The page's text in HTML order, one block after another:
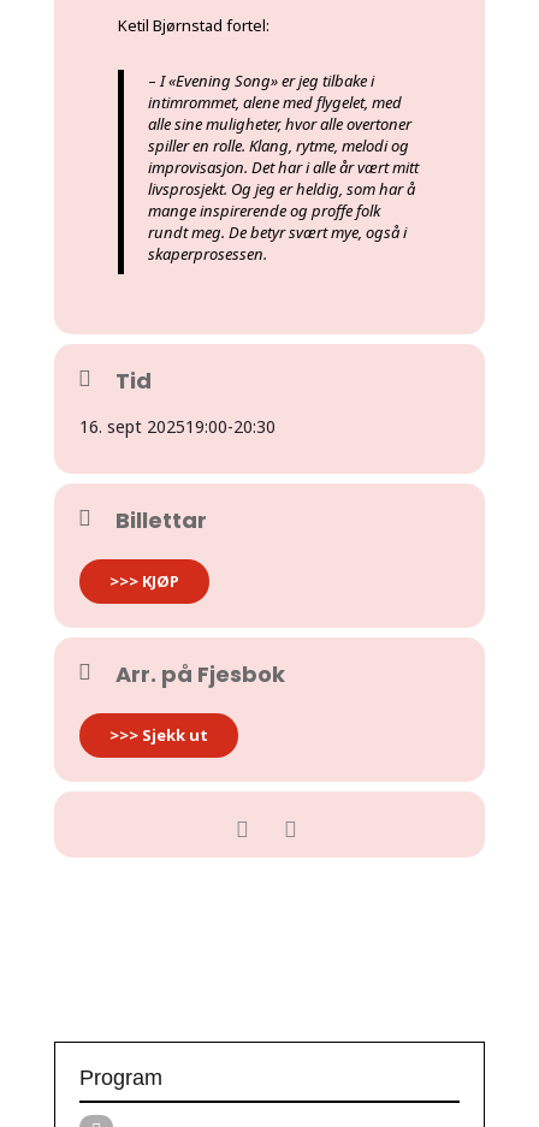
Ketil Bjørnstad fortel:
–I «Evening Song» er jeg tilbake i
intimrommet, alene med flygelet, med
alle sine muligheter, hvor alle overtoner
spiller en rolle. Klang, rytme, melodi og
improvisasjon. Det har i alle år vært mitt
livsprosjekt. Og jeg er heldig, som har å
mange inspirerende og proffe folk
rundt meg. De betyr svært mye, også i
skaperprosessen.
Tid
16. sept 202519:00-20:30
Billettar
>>> KJØP
Arr. på Fjesbok
>>> Sjekk ut
Program